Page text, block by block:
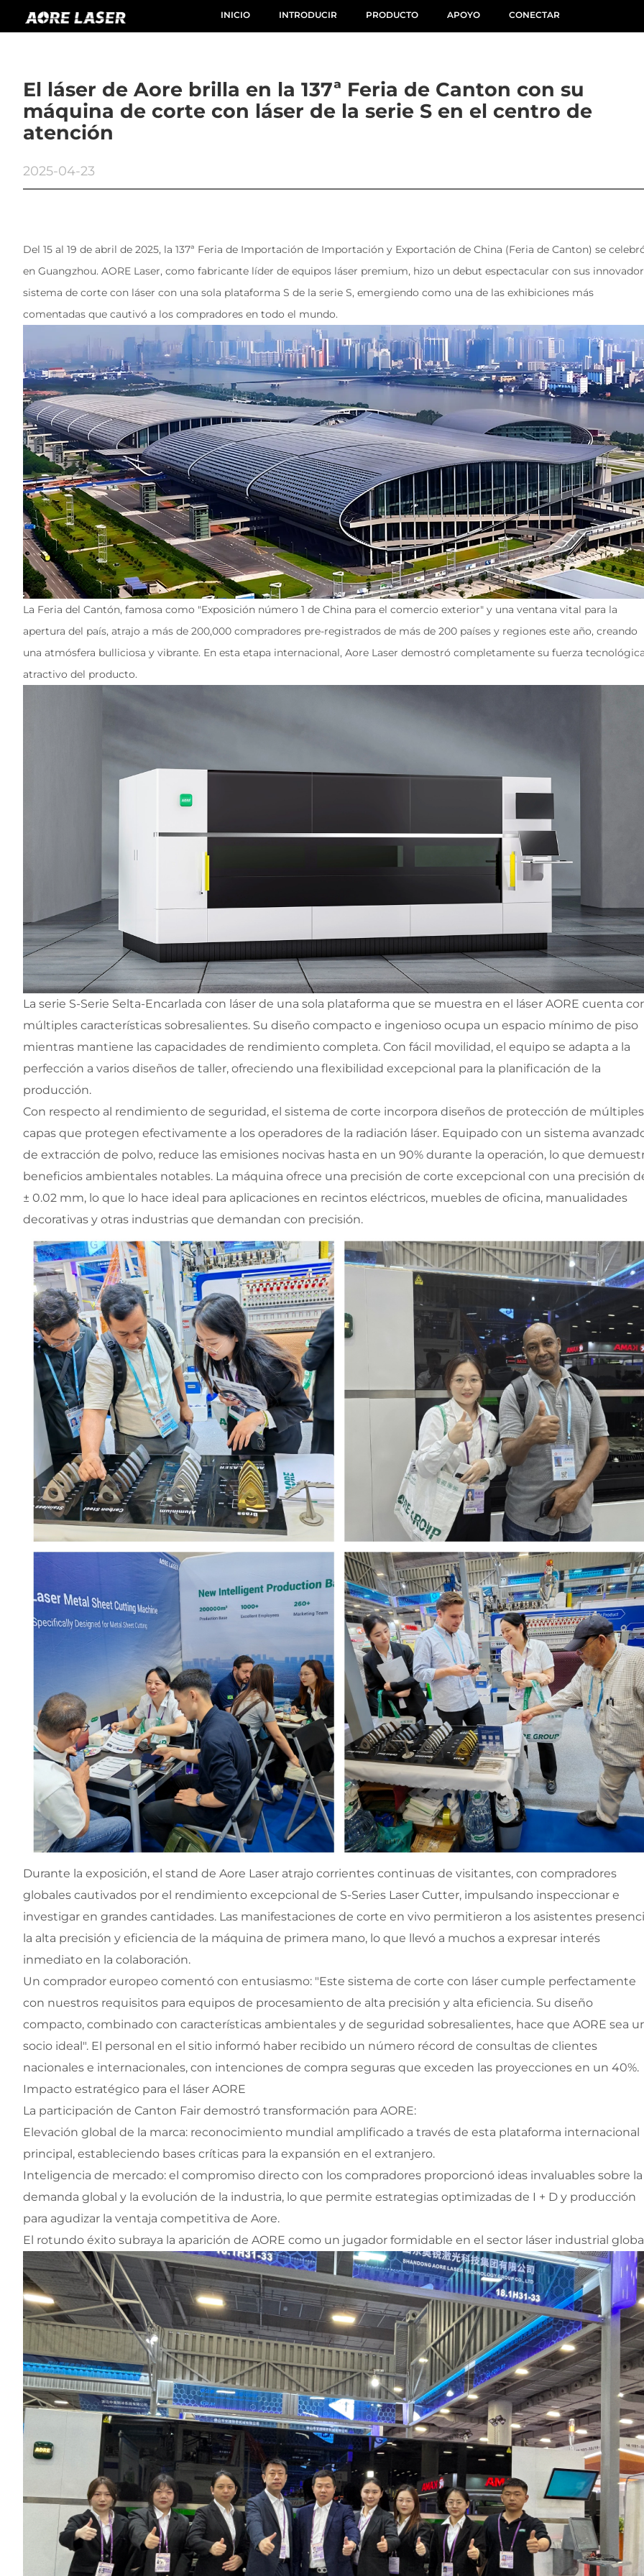
INICIO INTRODUCIR PRODUCTO APOYO CONECTAR
El láser de Aore brilla en la 137ª Feria de Canton con su
máquina de corte con láser de la serie S en el centro de
atención
2025-04-23
Del 15 al 19 de abril de 2025, la 137ª Feria de Importación de Importación y Exportación de China (Feria de Canton) se
en Guangzhou. AORE Laser, como fabricante líder de equipos láser premium, hizo un debut espectacular con sus innovador
sistema de corte con láser con una sola plataforma S de la serie S, emergiendo como una de las exhibiciones más
comentadas que cautivó a los compradores en todo el mundo.
La Feria del Cantón, famosa como "Exposición número 1 de China para el comercio exterior" y una ventana vital para la
apertura del país, atrajo a más de 200,000 compradores pre-registrados de más de 200 países y regiones este año, creando
una atmósfera bulliciosa y vibrante. En esta etapa internacional, Aore Laser demostró completamente su fuerza
atractivo del producto.
La serie S-Serie Selta-Encarlada con láser de una sola plataforma que se muestra en el láser AORE cuenta
múltiples características sobresalientes. Su diseño compacto e ingenioso ocupa un espacio mínimo de piso
mientras mantiene las capacidades de rendimiento completa. Con fácil movilidad, el equipo se adapta a la
perfección a varios diseños de taller, ofreciendo una flexibilidad excepcional para la planificación de la
producción.
Con respecto al rendimiento de seguridad, el sistema de corte incorpora diseños de protección de múltiples
capas que protegen efectivamente a los operadores de la radiación láser. Equipado con un sistema
de extracción de polvo, reduce las emisiones nocivas hasta en un 90% durante la operación, lo que
beneficios ambientales notables. La máquina ofrece una precisión de corte excepcional con una precisión
± 0.02 mm, lo que lo hace ideal para aplicaciones en recintos eléctricos, muebles de oficina, manualidades
decorativas y otras industrias que demandan con precisión.
Durante la exposición, el stand de Aore Laser atrajo corrientes continuas de visitantes, con compradores
globales cautivados por el rendimiento excepcional de S-Series Laser Cutter, impulsando inspeccionar e
investigar en grandes cantidades. Las manifestaciones de corte en vivo permitieron a los asistentes
la alta precisión y eficiencia de la máquina de primera mano, lo que llevó a muchos a expresar interés
inmediato en la colaboración.
Un comprador europeo comentó con entusiasmo: "Este sistema de corte con láser cumple perfectamente
con nuestros requisitos para equipos de procesamiento de alta precisión y alta eficiencia. Su diseño
compacto, combinado con características ambientales y de seguridad sobresalientes, hace que AORE sea
socio ideal". El personal en el sitio informó haber recibido un número récord de consultas de clientes
nacionales e internacionales, con intenciones de compra seguras que exceden las proyecciones en un 40%.
Impacto estratégico para el láser AORE
La participación de Canton Fair demostró transformación para AORE:
Elevación global de la marca: reconocimiento mundial amplificado a través de esta plataforma internacional
principal, estableciendo bases críticas para la expansión en el extranjero.
Inteligencia de mercado: el compromiso directo con los compradores proporcionó ideas invaluables sobre la
demanda global y la evolución de la industria, lo que permite estrategias optimizadas de I + D y producción
para agudizar la ventaja competitiva de Aore.
El rotundo éxito subraya la aparición de AORE como un jugador formidable en el sector láser industrial